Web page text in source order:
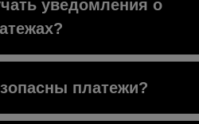
уведомления о
по email
платежи?